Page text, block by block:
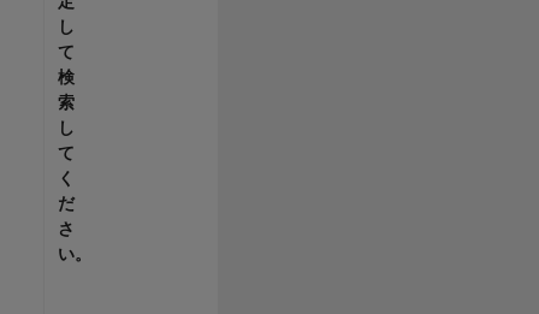
し
て
検
索
し
て
く
だ
さ
い。